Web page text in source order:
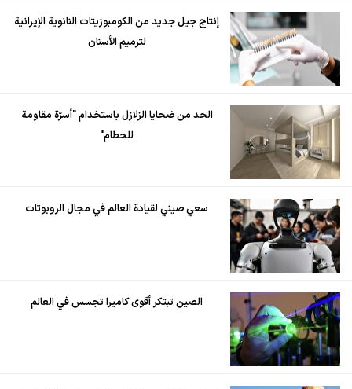
إنتاج جيل جديد من الكومبوزيتات النانوية الإيرانية
لترميم الأسنان
الحد من ضحايا الزلازل باستخدام "أسرّة مقاومة
للحطام"
سعي صيني لقيادة العالم في مجال الروبوتات
الصين تبتكر أقوى كاميرا تجسس في العالم